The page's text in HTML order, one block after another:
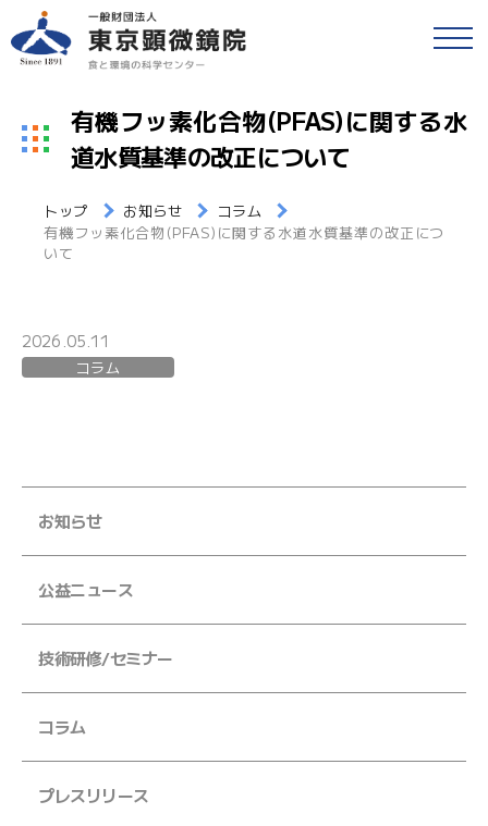
各種検査・サービス
戻る
食品等の検査
検便(腸内細菌検査)
各種検査窓口のご案内
水質検査
JFS規格の監査・取得支援
各検査のご依頼用紙
財団情報
採用情報
検
口
の
有機フッ素化合物(PFAS)に関する水
道水質基準の改正について
トップ お知らせ
コラム
有機フッ素化合物(PFAS)に関する水道水質基準の改正につ
いて
2026.05.11
コラム
お知らせ
公益ニュース
技術研修/セミナー
コラム
プレスリリース